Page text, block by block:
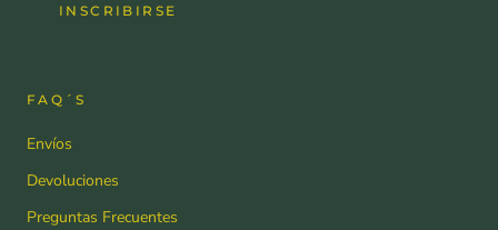
INSCRIBIRSE
FAQ´S
Envíos
Devoluciones
Preguntas Frecuentes